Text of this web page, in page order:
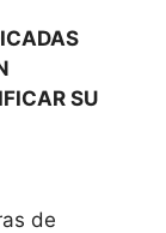
SU
de